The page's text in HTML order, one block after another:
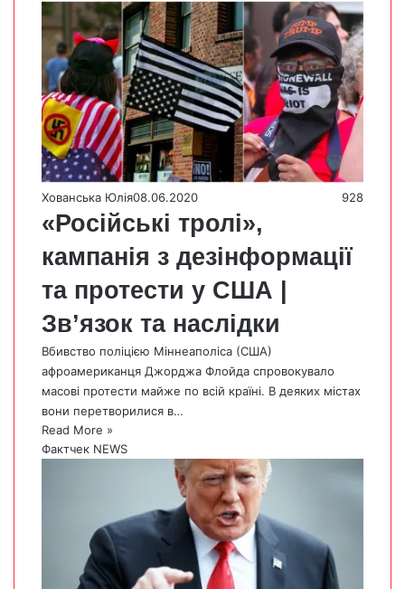
Хованська Юлія08.06.2020 928
«Російські тролі»,
кампанія з дезінформації
та протести у США |
Зв’язок та наслідки
Вбивство поліцією Міннеаполіса (США)
афроамериканця Джорджа Флойда спровокувало
масові протести майже по всій країні. В деяких містах
вони перетворилися в…
Read More »
Фактчек NEWS